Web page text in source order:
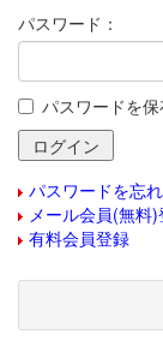
パスワード：
パスワードを保
パスワードを忘
メール会員(無料)
有料会員登録